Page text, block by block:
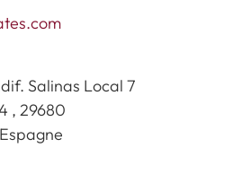
Salinas Local 7
, 29680